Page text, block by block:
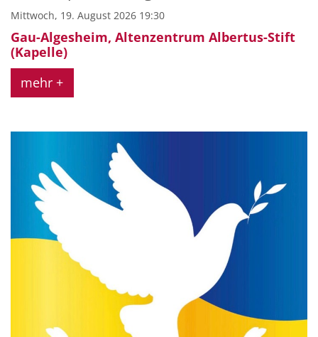
Mittwoch, 19. August 2026 19:30
Gau-Algesheim, Altenzentrum Albertus-Stift
(Kapelle)
mehr +